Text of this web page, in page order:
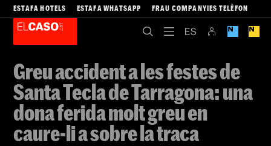
ESTAFA HOTELS ESTAFA WHATSAPP FRAU COMPANYIES TELÈFON
Greu accident a les festes de
Santa Tecla de Tarragona: una
dona ferida molt greu en
caure-li a sobre la traca